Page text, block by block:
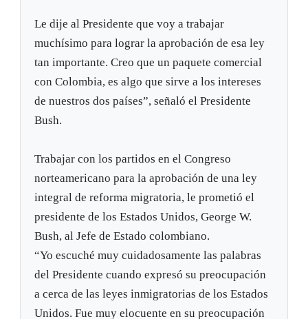
Le dije al Presidente que voy a trabajar
muchísimo para lograr la aprobación de esa ley
tan importante. Creo que un paquete comercial
con Colombia, es algo que sirve a los intereses
de nuestros dos países”, señaló el Presidente
Bush.
Trabajar con los partidos en el Congreso
norteamericano para la aprobación de una ley
integral de reforma migratoria, le prometió el
presidente de los Estados Unidos, George W.
Bush, al Jefe de Estado colombiano.
“Yo escuché muy cuidadosamente las palabras
del Presidente cuando expresó su preocupación
a cerca de las leyes inmigratorias de los Estados
Unidos. Fue muy elocuente en su preocupación